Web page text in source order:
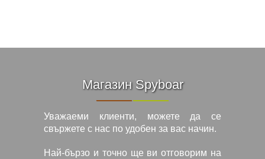
Магазин Spyboar
Уважаеми клиенти, можете да се
свържете с нас по удобен за вас начин.
Най-бързо и точно ще ви отговорим на